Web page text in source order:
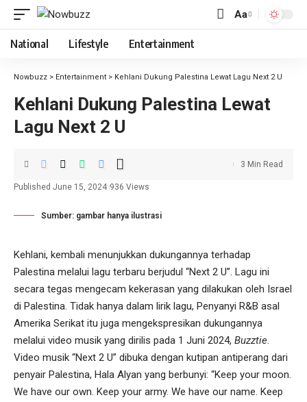
Aa
National Lifestyle Entertainment
Nowbuzz > Entertainment > Kehlani Dukung Palestina Lewat Lagu Next 2 U
Kehlani Dukung Palestina Lewat
Lagu Next 2 U
Published June 15, 2024 936 Views
3 Min Read
Sumber: gambar hanya ilustrasi
Kehlani, kembali menunjukkan dukungannya terhadap
Palestina melalui lagu terbaru berjudul “Next 2 U”. Lagu ini
secara tegas mengecam kekerasan yang dilakukan oleh Israel
di Palestina. Tidak hanya dalam lirik lagu, Penyanyi R&B asal
Amerika Serikat itu juga mengekspresikan dukungannya
melalui video musik yang dirilis pada 1 Juni 2024, Buzztie.
Video musik “Next 2 U” dibuka dengan kutipan antiperang dari
penyair Palestina, Hala Alyan yang berbunyi: “Keep your moon.
We have our own. Keep your army. We have our name. Keep